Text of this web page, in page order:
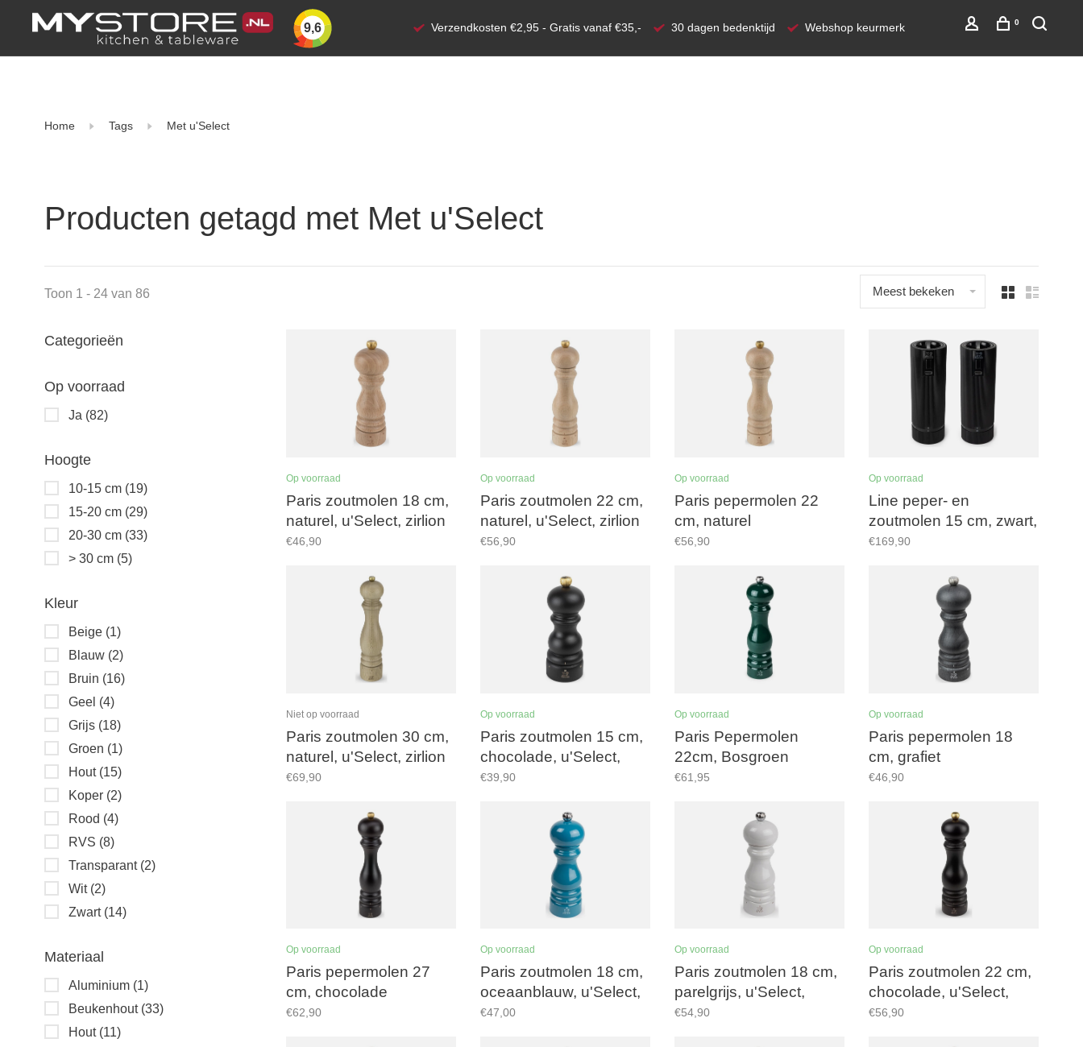
9,6 Verzendkosten €2,95 - Gratis vanaf €35,- 30 dagen bedenktijd Webshop keurmerk 0
Home Tags Met u'Select
Producten getagd met Met u'Select
Toon 1 - 24 van 86 Meest bekeken
Categorieën
Op voorraad
Ja (82)
Hoogte
10-15 cm (19)
15-20 cm (29)
20-30 cm (33)
> 30 cm (5)
Kleur
Beige (1)
Blauw (2)
Bruin (16)
Geel (4)
Grijs (18)
Groen (1)
Hout (15)
Koper (2)
Rood (4)
RVS (8)
Transparant (2)
Wit (2)
Zwart (14)
Materiaal
Aluminium (1)
Beukenhout (33)
Hout (11)
Op voorraad
Paris zoutmolen 18 cm,
naturel, u'Select, zirlion
maalwerk
€46,90
Op voorraad
Paris zoutmolen 22 cm,
naturel, u'Select, zirlion
maalwerk
€56,90
Op voorraad
Paris pepermolen 22
cm, naturel
€56,90
Op voorraad
Line peper- en
zoutmolen 15 cm, zwart,
u'Select, zirlion
€169,90
Niet op voorraad
Paris zoutmolen 30 cm,
naturel, u'Select, zirlion
maalwerk
€69,90
Op voorraad
Paris zoutmolen 15 cm,
chocolade, u'Select,
zirlion maalwerk
€39,90
Op voorraad
Paris Pepermolen
22cm, Bosgroen
€61,95
Op voorraad
Paris pepermolen 18
cm, grafiet
€46,90
Op voorraad
Paris pepermolen 27
cm, chocolade
€62,90
Op voorraad
Paris zoutmolen 18 cm,
oceaanblauw, u'Select,
zirlion maalwerk
€47,00
Op voorraad
Paris zoutmolen 18 cm,
parelgrijs, u'Select,
zirlion maalwerk
€54,90
Op voorraad
Paris zoutmolen 22 cm,
chocolade, u'Select,
zirlion maalwerk
€56,90